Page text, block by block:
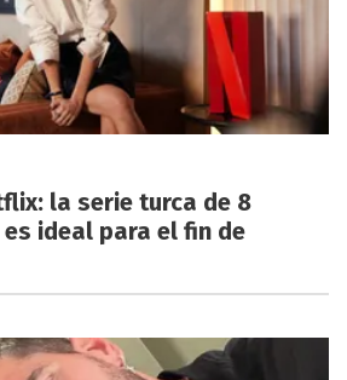
la serie turca de 8
ideal para el fin de